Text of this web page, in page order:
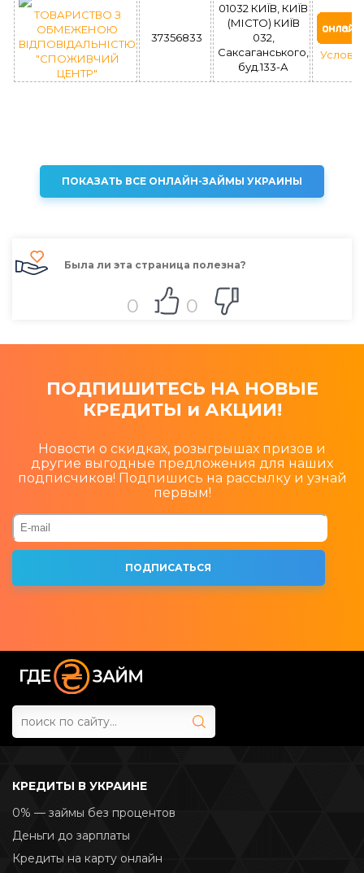
ТОВАРИСТВО З
ОБМЕЖЕНОЮ
ВІДПОВІДАЛЬНІСТЮ
"СПОЖИВЧИЙ
ЦЕНТР"
37356833
01032 КИЇВ, КИЇВ
(МІСТО) КИЇВ
032,
Саксаганського,
буд.133-А
ПОКАЗАТЬ ВСЕ ОНЛАЙН-ЗАЙМЫ УКРАИНЫ
Была ли эта страница полезна?
0 0
ПОДПИШИТЕСЬ НА НОВЫЕ
КРЕДИТЫ и АКЦИИ!
Новости о скидках, розыгрышах призов и
другие выгодные предложения для наших
подписчиков! Подпишись на рассылку и узнай
первым!
КРЕДИТЫ В УКРАИНЕ
0% — займы без процентов
Деньги до зарплаты
Кредиты на карту онлайн